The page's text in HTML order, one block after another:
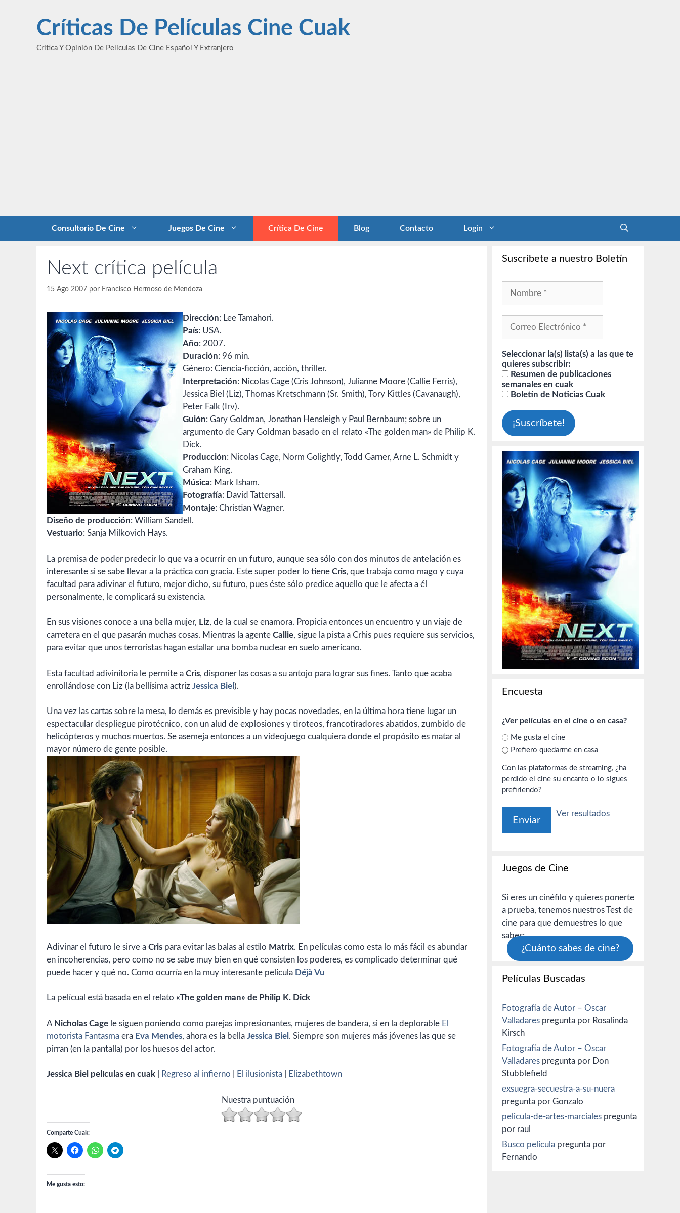
contenidoCríticas De Películas Cine Cuak
Crítica Y Opinión De Películas De Cine Español Y Extranjero
Consultorio De Cine Juegos De Cine Crítica De Cine Blog Contacto Login
Next crítica película
15 Ago 2007 por Francisco Hermoso de Mendoza
Dirección: Lee Tamahori.
País: USA.
Año: 2007.
Duración: 96 min.
Género: Ciencia-ficción, acción, thriller.
Interpretación: Nicolas Cage (Cris Johnson), Julianne Moore (Callie Ferris),
Jessica Biel (Liz), Thomas Kretschmann (Sr. Smith), Tory Kittles (Cavanaugh),
Peter Falk (Irv).
Guión: Gary Goldman, Jonathan Hensleigh y Paul Bernbaum; sobre un
argumento de Gary Goldman basado en el relato «The golden man» de Philip K.
Dick.
Producción: Nicolas Cage, Norm Golightly, Todd Garner, Arne L. Schmidt y
Graham King.
Música: Mark Isham.
Fotografía: David Tattersall.
Montaje: Christian Wagner.
Diseño de producción: William Sandell.
Vestuario: Sanja Milkovich Hays.
La premisa de poder predecir lo que va a ocurrir en un futuro, aunque sea sólo con dos minutos de antelación es
interesante si se sabe llevar a la práctica con gracia. Este super poder lo tiene Cris, que trabaja como mago y cuya
facultad para adivinar el futuro, mejor dicho, su futuro, pues éste sólo predice aquello que le afecta a él
personalmente, le complicará su existencia.
En sus visiones conoce a una bella mujer, Liz, de la cual se enamora. Propicia entonces un encuentro y un viaje de
carretera en el que pasarán muchas cosas. Mientras la agente Callie, sigue la pista a Crhis pues requiere sus servicios,
para evitar que unos terroristas hagan estallar una bomba nuclear en suelo americano.
Esta facultad adivinitoria le permite a Cris, disponer las cosas a su antojo para lograr sus fines. Tanto que acaba
enrollándose con Liz (la bellísima actriz Jessica Biel ).
Una vez las cartas sobre la mesa, lo demás es previsible y hay pocas novedades, en la última hora tiene lugar un
espectacular despliegue pirotécnico, con un alud de explosiones y tiroteos, francotiradores abatidos, zumbido de
helicópteros y muchos muertos. Se asemeja entonces a un videojuego cualquiera donde el propósito es matar al
mayor número de gente posible.
Adivinar el futuro le sirve a Cris para evitar las balas al estilo Matrix. En películas como esta lo más fácil es abundar
en incoherencias, pero como no se sabe muy bien en qué consisten los poderes, es complicado determinar qué
puede hacer y qué no. Como ocurría en la muy interesante película Déjà Vu
La pelícual está basada en el relato «The golden man» de Philip K. Dick
A Nicholas Cage le siguen poniendo como parejas impresionantes, mujeres de bandera, si en la deplorable El
motorista Fantasma era Eva Mendes, ahora es la bella Jessica Biel . Siempre son mujeres más jóvenes las que se
pirran (en la pantalla) por los huesos del actor.
Jessica Biel películas en cuak Regreso al infierno El ilusionista Elizabethtown
Nuestra puntuación
Comparte Cuak:
Me gusta esto:
Suscríbete a nuestro Boletín
Seleccionar la(s) lista(s) a las que te
quieres subscribir:
Resumen de publicaciones
semanales en cuak
Boletín de Noticias Cuak
Encuesta
¿Ver películas en el cine o en casa?
Me gusta el cine
Prefiero quedarme en casa
Con las plataformas de streaming, ¿ha
perdido el cine su encanto o lo sigues
prefiriendo?
Ver resultados
Juegos de Cine
Si eres un cinéfilo y quieres ponerte
a prueba, tenemos nuestros Test de
cine para que demuestres lo que
sabes:
¿Cuánto sabes de cine?
Películas Buscadas
Fotografía de Autor – Oscar
Valladares pregunta por Rosalinda
Kirsch
Fotografía de Autor – Oscar
Valladares pregunta por Don
Stubblefield
exsuegra-secuestra-a-su-nuera
pregunta por Gonzalo
pelicula-de-artes-marciales pregunta
por raul
Busco película pregunta por
Fernando